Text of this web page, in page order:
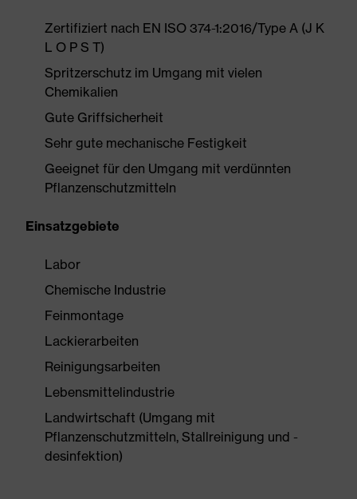
Zertifiziert nach EN ISO 374-1:2016/Type A (J K
L O P S T)
Spritzerschutz im Umgang mit vielen
Chemikalien
Gute Griffsicherheit
Sehr gute mechanische Festigkeit
Geeignet für den Umgang mit verdünnten
Pflanzenschutzmitteln
Einsatzgebiete
Labor
Chemische Industrie
Feinmontage
Lackierarbeiten
Reinigungsarbeiten
Lebensmittelindustrie
Landwirtschaft (Umgang mit
Pflanzenschutzmitteln, Stallreinigung und -
desinfektion)